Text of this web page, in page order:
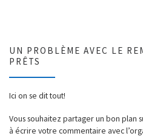
UN PROBLÈME AVEC LE
PRÊTS
Ici on se dit tout!
Vous souhaitez partager un bon plan
à écrire votre commentaire avec